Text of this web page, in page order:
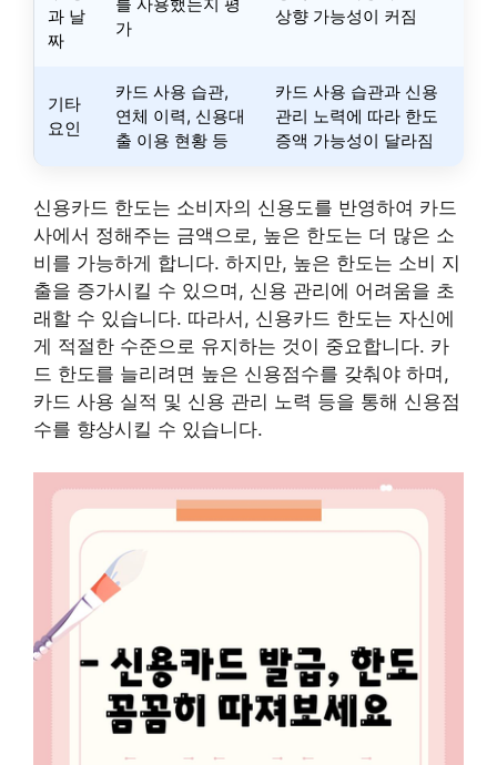
과 날
짜
가
상향 가능성이 커짐
기타
요인
카드 사용 습관,
연체 이력, 신용대
출 이용 현황 등
카드 사용 습관과 신용
관리 노력에 따라 한도
증액 가능성이 달라짐
신용카드 한도는 소비자의 신용도를 반영하여 카드
사에서 정해주는 금액으로, 높은 한도는 더 많은 소
비를 가능하게 합니다. 하지만, 높은 한도는 소비 지
출을 증가시킬 수 있으며, 신용 관리에 어려움을 초
래할 수 있습니다. 따라서, 신용카드 한도는 자신에
게 적절한 수준으로 유지하는 것이 중요합니다. 카
드 한도를 늘리려면 높은 신용점수를 갖춰야 하며,
카드 사용 실적 및 신용 관리 노력 등을 통해 신용점
수를 향상시킬 수 있습니다.